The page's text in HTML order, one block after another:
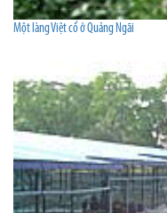
Một làng Việt cổ ở Quảng Ngãi